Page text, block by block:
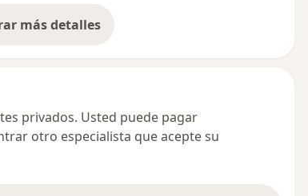
más detalles
sobre la dirección
privados. Usted puede pagar
otro especialista que acepte su